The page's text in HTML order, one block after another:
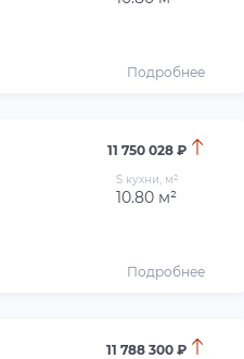
Подробнее
11 750 028 ₽
S кухни, м²
10.80 м²
Подробнее
11 788 300 ₽